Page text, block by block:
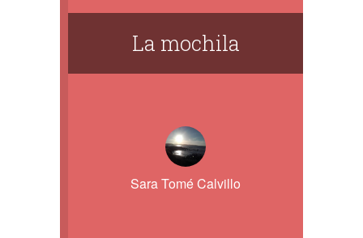
La mochila
Sara Tomé Calvillo